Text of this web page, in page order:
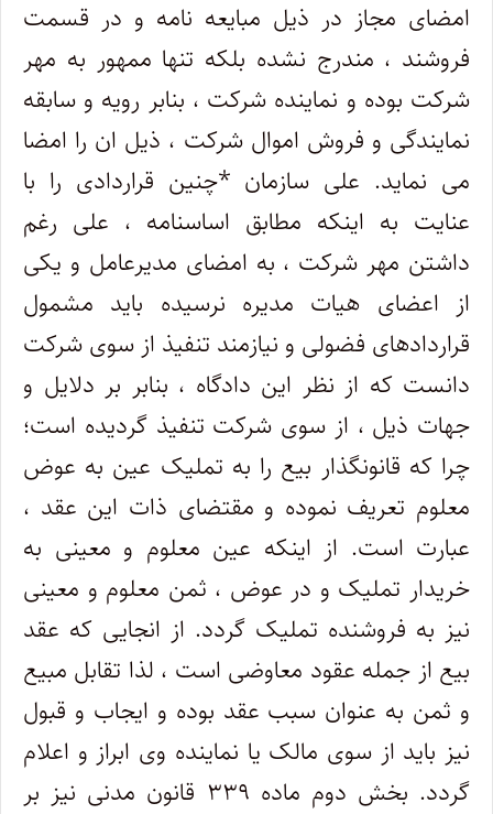
امضای مجاز در ذیل مبایعه نامه و در قسمت
فروشند ، مندرج نشده بلکه تنها ممهور به مهر
شرکت بوده و نماینده شرکت ، بنابر رویه و سابقه
نمایندگی و فروش اموال شرکت ، ذیل ان را امضا
می نماید. علی سازمان *چنین قراردادی را با
عنایت به اینکه مطابق اساسنامه ، علی رغم
داشتن مهر شرکت ، به امضای مدیرعامل و یکی
از اعضای هیات مدیره نرسیده باید مشمول
قراردادهای فضولی و نیازمند تنفیذ از سوی شرکت
دانست که از نظر این دادگاه ، بنابر بر دلایل و
جهات ذیل ، از سوی شرکت تنفیذ گردیده است؛
چرا که قانونگذار بیع را به تملیک عین به عوض
معلوم تعریف نموده و مقتضای ذات این عقد ،
عبارت است. از اینکه عین معلوم و معینی به
خریدار تملیک و در عوض ، ثمن معلوم و معینی
نیز به فروشنده تملیک گردد. از انجایی که عقد
بیع از جمله عقود معاوضی است ، لذا تقابل مبیع
و ثمن به عنوان سبب عقد بوده و ایجاب و قبول
نیز باید از سوی مالک یا نماینده وی ابراز و اعلام
گردد. بخش دوم ماده ۳۳۹ قانون مدنی نیز بر